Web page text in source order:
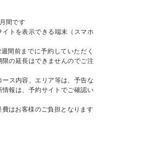
間です
イトを表示できる端末（スマホ
間前までに予約していただく
の延長はできませんのでご注
ース内容、エリア等は、予告な
報は、予約サイトでご確認い
はお客様のご負担となります